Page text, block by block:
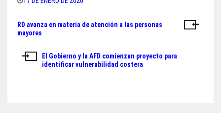
A
pp
Navegación
entradas
RD avanza en materia de atención a las personas
mayores
El Gobierno y la AFD comienzan proyecto para
identificar vulnerabilidad costera